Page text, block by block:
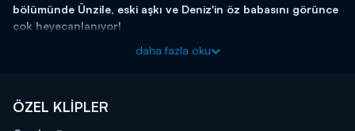
bölümünde Ünzile, eski aşkı ve Deniz'in öz babasını görünce
çok heyecanlanıyor!
Güzel Aşklar Diyarı yeni bölümleriyle Kanal D'de!
daha fazla oku
ÖZEL KLİPLER